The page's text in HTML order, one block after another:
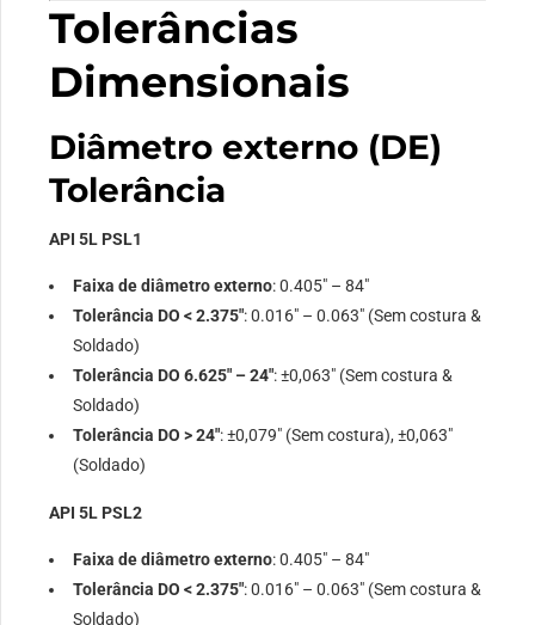
Tolerâncias
Dimensionais
Diâmetro externo (DE)
Tolerância
API 5L PSL1
Faixa de diâmetro externo: 0.405″ – 84″
Tolerância DO < 2.375″: 0.016″ – 0.063″ (Sem costura &
Soldado)
Tolerância DO 6.625″ – 24″: ±0,063″ (Sem costura &
Soldado)
Tolerância DO > 24″: ±0,079″ (Sem costura), ±0,063″
(Soldado)
API 5L PSL2
Faixa de diâmetro externo: 0.405″ – 84″
Tolerância DO < 2.375″: 0.016″ – 0.063″ (Sem costura &
Soldado)